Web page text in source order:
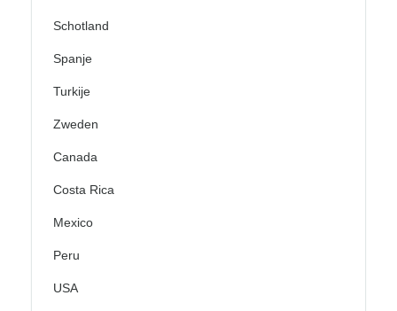
Schotland
Spanje
Turkije
Zweden
Canada
Costa Rica
Mexico
Peru
USA